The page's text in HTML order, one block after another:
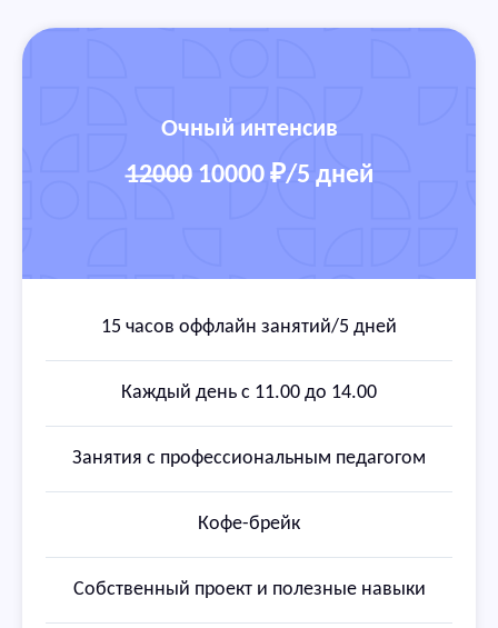
Очный интенсив
1200010000 ₽/5 дней
15 часов оффлайн занятий/5 дней
Каждый день с 11.00 до 14.00
Занятия с профессиональным педагогом
Кофе-брейк
Собственный проект и полезные навыки